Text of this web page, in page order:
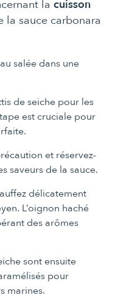
la cuisson
la sauce carbonara
salée dans une
de seiche pour les
est cruciale pour
et réservez-
saveurs de la sauce.
délicatement
L’oignon haché
des arômes
sont ensuite
pour
marines.